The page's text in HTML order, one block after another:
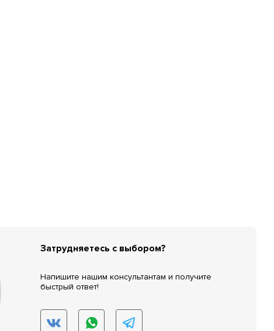
Затрудняетесь с выбором?
Напишите нашим консультантам и получите
быстрый ответ!